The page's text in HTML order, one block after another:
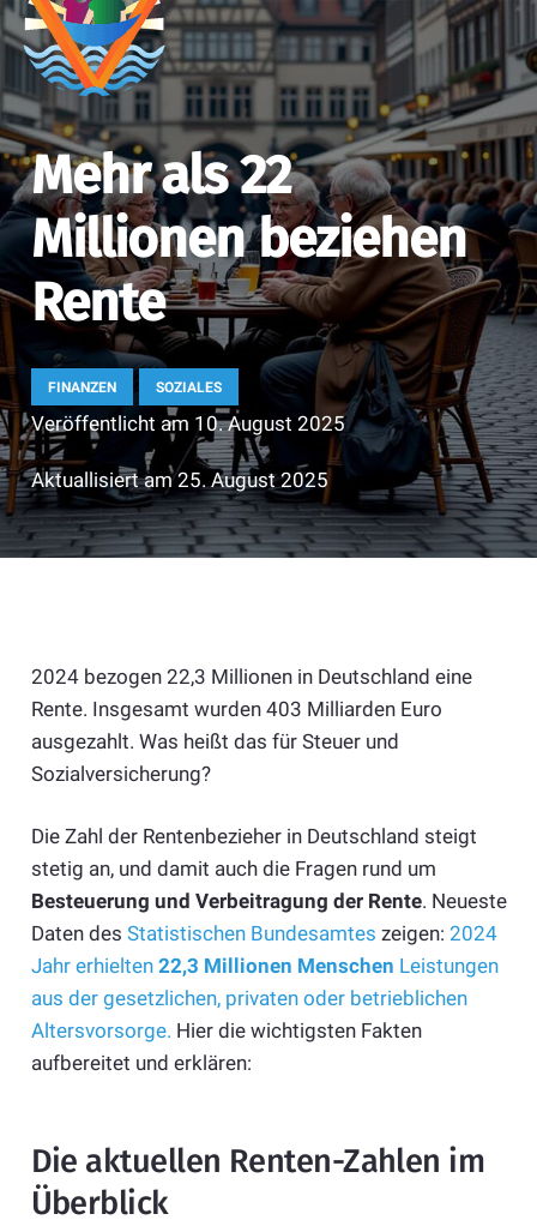
Mehr als 22
Millionen beziehen
Rente
FINANZEN SOZIALES
Veröffentlicht am 10. August 2025
Aktuallisiert am25. August 2025
2024 bezogen 22,3 Millionen in Deutschland eine
Rente. Insgesamt wurden 403 Milliarden Euro
ausgezahlt. Was heißt das für Steuer und
Sozialversicherung?
Die Zahl der Rentenbezieher in Deutschland steigt
stetig an, und damit auch die Fragen rund um
Besteuerung und Verbeitragung der Rente. Neueste
Daten des Statistischen Bundesamtes zeigen: 2024
Jahr erhielten 22,3 Millionen Menschen Leistungen
aus der gesetzlichen, privaten oder betrieblichen
Altersvorsorge. Hier die wichtigsten Fakten
aufbereitet und erklären:
Die aktuellen Renten-Zahlen im
Überblick